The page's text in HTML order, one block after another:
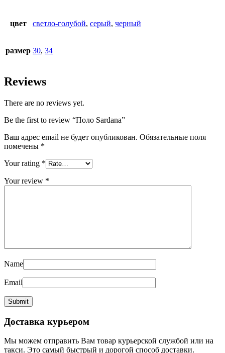
цвет светло-голубой, серый, черный
размер 30, 34
Reviews
There are no reviews yet.
Be the first to review “Поло Sardana”
Ваш адрес email не будет опубликован. Обязательные поля
помечены *
Your rating *
Your review *
Name
Email
Доставка курьером
Мы можем отправить Вам товар курьерской службой или на
такси. Это самый быстрый и дорогой способ доставки.